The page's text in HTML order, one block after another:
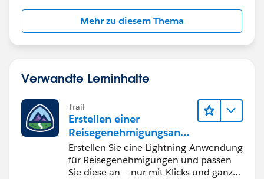
Mehr zu diesem Thema
Verwandte Lerninhalte
Trail
Erstellen einer
Reisegenehmigungsanw
endung namens "Travel
Approval"
Erstellen Sie eine Lightning-Anwendung
für Reisegenehmigungen und passen
Sie diese an – nur mit Klicks und ganz